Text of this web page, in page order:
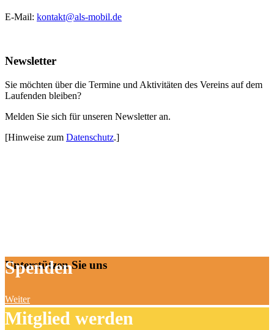
E-Mail: kontakt@als-mobil.de
Newsletter
Sie möchten über die Termine und Aktivitäten des Vereins auf dem
Laufenden bleiben?
Melden Sie sich für unseren Newsletter an.
[Hinweise zum Datenschutz.]
Unterstützen Sie uns
Spenden
Weiter
Mitglied werden